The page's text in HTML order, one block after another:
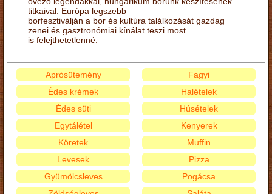
titkaival. Európa legszebb
borfesztiválján a bor és kultúra találkozását gazdag
zenei és gasztronómiai kínálat teszi most
is felejthetetlenné.
Aprósütemény
Édes krémek
Édes süti
Egytálétel
Fagyi
Halételek
Húsételek
Kenyerek
Köretek
Levesek
Gyümölcsleves
Muffin
Pizza
Pogácsa